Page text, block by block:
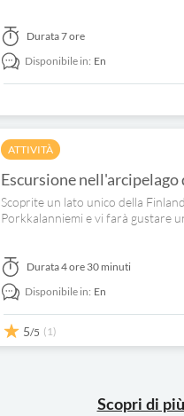
Durata7 ore
Disponibile in: En
ATTIVITÀ
Escursione nell'arcipelago
Scoprite un lato unico della
Porkkalanniemi e vi farà gustare
Durata4 ore 30 minuti
Disponibile in: En
5/5 (1)
Scopri di più